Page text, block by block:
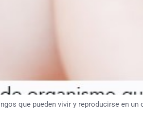
que pueden vivir y reproducirse en